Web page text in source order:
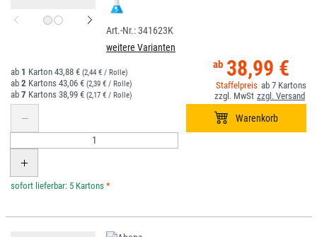
341623K
weitere Varianten
38,99 €
7
1 43,88 € (2,44 € / Rolle)
2 43,06 € (2,39 € / Rolle)
7 38,99 € (2,17 € / Rolle)
*